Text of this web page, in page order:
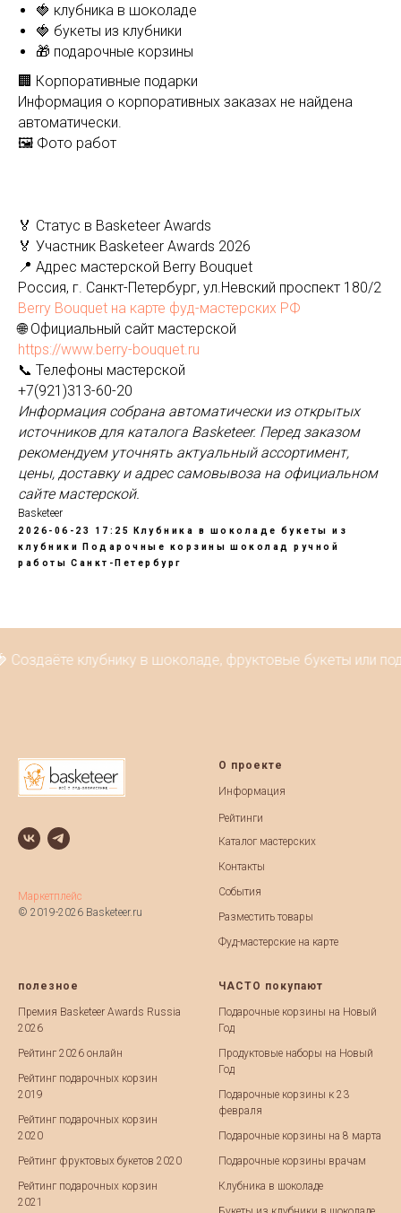
🍓 клубника в шоколаде
🍓 букеты из клубники
🎁 подарочные корзины
🏢 Корпоративные подарки
Информация о корпоративных заказах не найдена
автоматически.
🖼️ Фото работ
🏅 Статус в Basketeer Awards
🏅 Участник Basketeer Awards 2026
📍 Адрес мастерской Berry Bouquet
Россия, г. Санкт-Петербург, ул.Невский проспект 180/2
Berry Bouquet на карте фуд-мастерских РФ
🌐 Официальный сайт мастерской
https://www.berry-bouquet.ru
📞 Телефоны мастерской
+7(921)313-60-20
Информация собрана автоматически из открытых
источников для каталога Basketeer. Перед заказом
рекомендуем уточнять актуальный ассортимент,
цены, доставку и адрес самовывоза на официальном
сайте мастерской.
Basketeer
2026-06-23 17:25 Клубника в шоколаде
букеты из
клубники
Подарочные корзины шоколад ручной
работы Санкт-Петербург
клубнику в шоколаде, фруктовые букеты или
Маркетплейс
© 2019-2026 Basketeer.ru
О проекте
Информация
Рейтинги
Каталог мастерских
Контакты
События
Разместить товары
Фуд-мастерские на карте
полезное
Премия Basketeer Awards Russia
2026
Рейтинг 2026 онлайн
Рейтинг подарочных корзин
2019
Рейтинг подарочных корзин
2020
Рейтинг фруктовых букетов 2020
Рейтинг подарочных корзин
2021
ЧАСТО покупают
Подарочные корзины на Новый
Год
Продуктовые наборы на Новый
Год
Подарочные корзины к 23
февраля
Подарочные корзины на 8 марта
Подарочные корзины врачам
Клубника в шоколаде